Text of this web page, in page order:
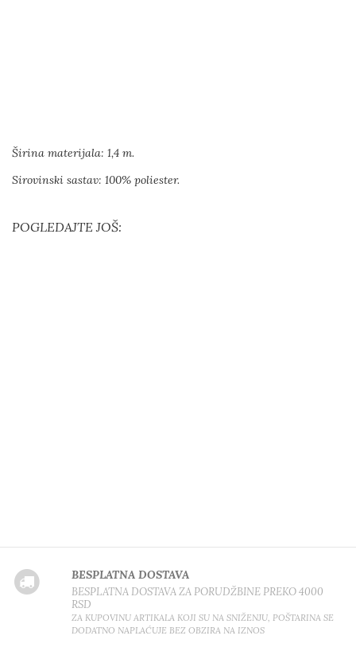
Širina materijala: 1,4 m.
Sirovinski sastav: 100% poliester.
POGLEDAJTE JOŠ:
BESPLATNA DOSTAVA
BESPLATNA DOSTAVA ZA PORUDŽBINE PREKO 4000
RSD
ZA KUPOVINU ARTIKALA KOJI SU NA SNIŽENJU, POŠTARINA SE
DODATNO NAPLAĆUJE BEZ OBZIRA NA IZNOS